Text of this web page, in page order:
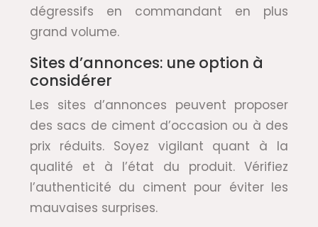
dégressifs en commandant en plus
grand volume.
Sites d’annonces: une option à
considérer
Les sites d’annonces peuvent proposer
des sacs de ciment d’occasion ou à des
prix réduits. Soyez vigilant quant à la
qualité et à l’état du produit. Vérifiez
l’authenticité du ciment pour éviter les
mauvaises surprises.